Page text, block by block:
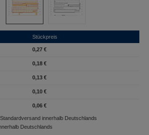
Stückpreis
0,27 €
0,18 €
0,13 €
0,10 €
0,06 €
innerhalb Deutschlands
Deutschlands